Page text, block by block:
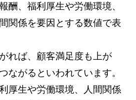
酬、福利厚生や労働環境、
関係を要因とする数値で表
れば、顧客満足度も上が
ながるといわれています。
厚生や労働環境、人間関係